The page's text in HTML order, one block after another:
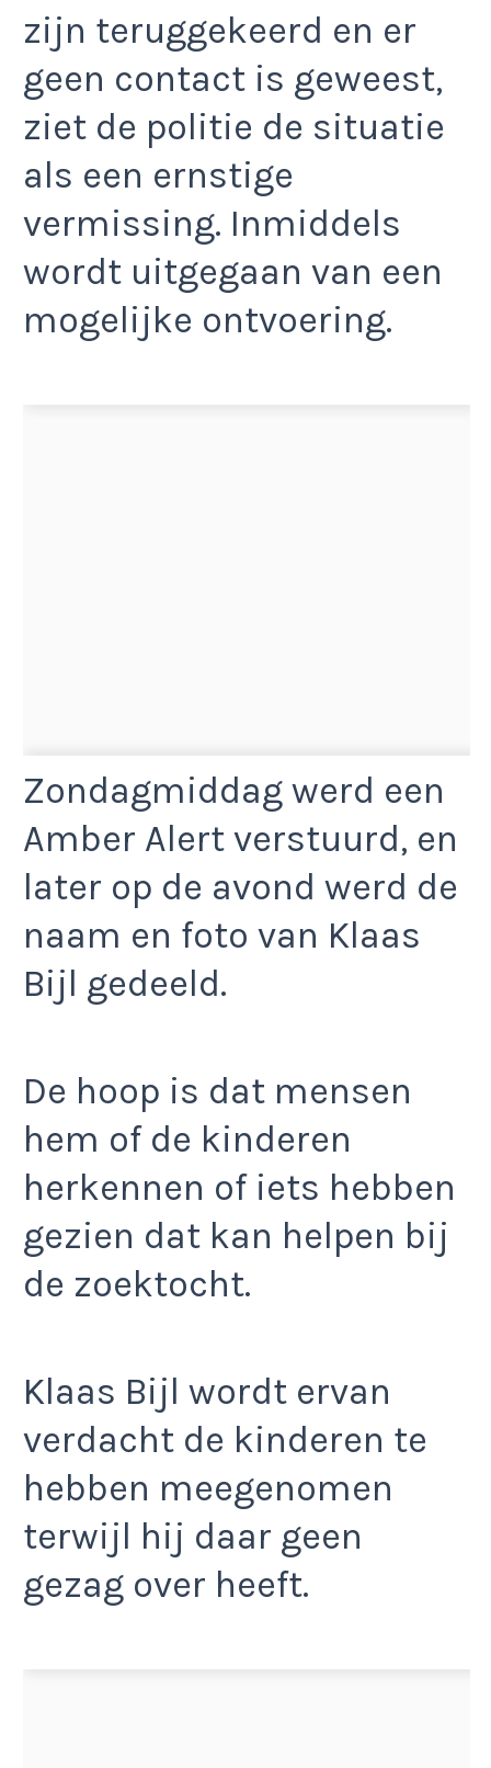
zijn teruggekeerd en er
geen contact is geweest,
ziet de politie de situatie
als een ernstige
vermissing. Inmiddels
wordt uitgegaan van een
mogelijke ontvoering.
Zondagmiddag werd een
Amber Alert verstuurd, en
later op de avond werd de
naam en foto van Klaas
Bijl gedeeld.
De hoop is dat mensen
hem of de kinderen
herkennen of iets hebben
gezien dat kan helpen bij
de zoektocht.
Klaas Bijl wordt ervan
verdacht de kinderen te
hebben meegenomen
terwijl hij daar geen
gezag over heeft.